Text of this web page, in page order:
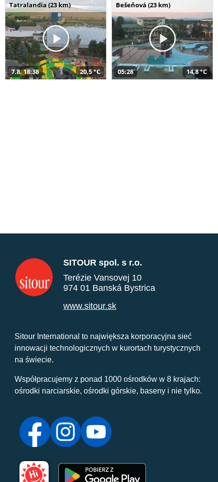
Tatralandia (23 km)
7.8. 18:38 20,5 °C
Bešeňová (23 km)
05:28 14,8 °C
SITOUR spol. s r.o.
Terézie Vansovej 10
974 01 Banská Bystrica
www.sitour.sk
Sitour International to największa korporacyjna sieć
innowacji technologicznych w kurortach turystycznych
na świecie.
Współpracujemy z ponad 1000 ośrodków w 8 krajach:
ośrodki narciarskie, ośrodki górskie, baseny i nie tylko.